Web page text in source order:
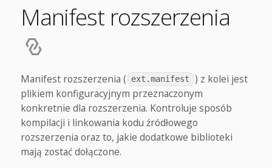
Manifest rozszerzenia
Manifest rozszerzenia ( ext.manifest
) z kolei jest
plikiem konfiguracyjnym przeznaczonym
konkretnie dla rozszerzenia. Kontroluje sposób
kompilacji i linkowania kodu źródłowego
rozszerzenia oraz to, jakie dodatkowe biblioteki
mają zostać dołączone.